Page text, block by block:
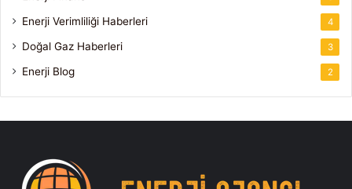
Enerji Verimliliği Haberleri 4
Doğal Gaz Haberleri 3
Enerji Blog 2